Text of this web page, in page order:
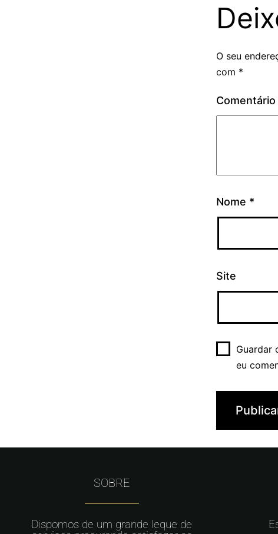
O seu
com *
Comentário
Nome *
Site
Guardar
eu
SOBRE
Dispomos de um grande leque de